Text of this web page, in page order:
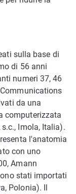
sulla base di
di 56 anni
numeri 37, 46
da una
computerizzata
Imola, Italia).
l'anatomia
con uno
Amann
stati importati
Polonia). Il